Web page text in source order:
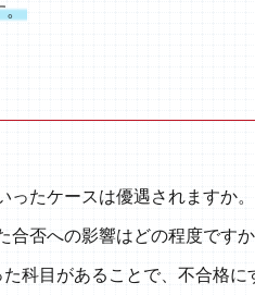
。
たケースは優遇されますか。
否への影響はどの程度ですか
科目があることで、不合格に